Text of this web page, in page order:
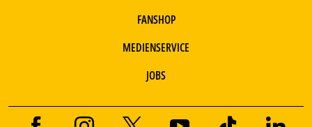
FANSHOP
MEDIENSERVICE
JOBS